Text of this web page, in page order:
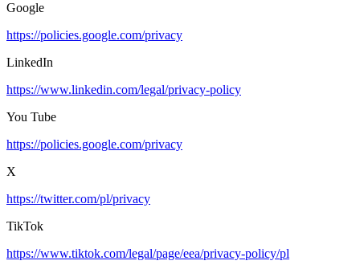
Google
https://policies.google.com/privacy
LinkedIn
https://www.linkedin.com/legal/privacy-policy
You Tube
https://policies.google.com/privacy
X
https://twitter.com/pl/privacy
TikTok
https://www.tiktok.com/legal/page/eea/privacy-policy/pl